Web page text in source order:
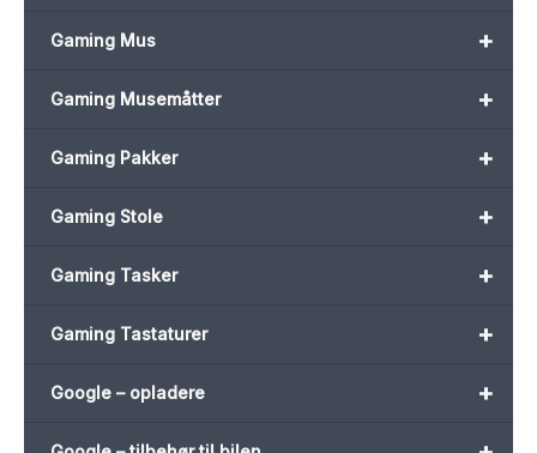
+
Gaming Mus
+
Gaming Musemåtter
+
Gaming Pakker
+
Gaming Stole
+
Gaming Tasker
+
Gaming Tastaturer
+
Google – opladere